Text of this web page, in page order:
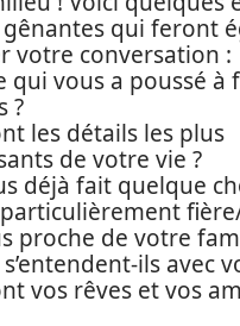
qui feront
votre conversation :
qui vous a poussé à
?
les détails les plus
de votre vie ?
déjà fait quelque
proche de votre
ils avec
vos rêves et vos